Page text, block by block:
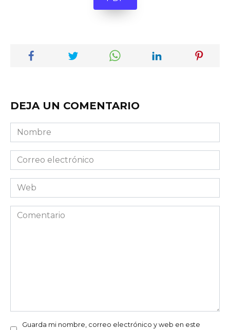
DEJA UN COMENTARIO
Nombre
Correo
electrónico
Web
Comentario
Guarda mi nombre, correo electrónico y web en este